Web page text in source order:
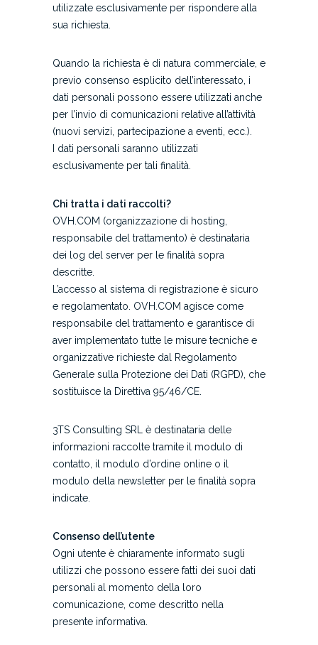
utilizzate esclusivamente per rispondere alla
sua richiesta.
Quando la richiesta è di natura commerciale, e
previo consenso esplicito dell’interessato, i
dati personali possono essere utilizzati anche
per l’invio di comunicazioni relative all’attività
(nuovi servizi, partecipazione a eventi, ecc.).
I dati personali saranno utilizzati
esclusivamente per tali finalità.
Chi tratta i dati raccolti?
OVH.COM (organizzazione di hosting,
responsabile del trattamento) è destinataria
dei log del server per le finalità sopra
descritte.
L’accesso al sistema di registrazione è sicuro
e regolamentato. OVH.COM agisce come
responsabile del trattamento e garantisce di
aver implementato tutte le misure tecniche e
organizzative richieste dal Regolamento
Generale sulla Protezione dei Dati (RGPD), che
sostituisce la Direttiva 95/46/CE.
3TS Consulting SRL è destinataria delle
informazioni raccolte tramite il modulo di
contatto, il modulo d’ordine online o il
modulo della newsletter per le finalità sopra
indicate.
Consenso dell’utente
Ogni utente è chiaramente informato sugli
utilizzi che possono essere fatti dei suoi dati
personali al momento della loro
comunicazione, come descritto nella
presente informativa.